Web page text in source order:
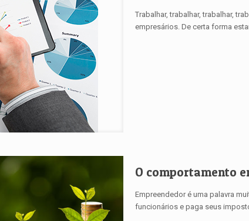
Trabalhar, trabalhar, trabalhar,
empresários. De certa forma
O comportamento
Empreendedor é uma palavra
funcionários e paga seus